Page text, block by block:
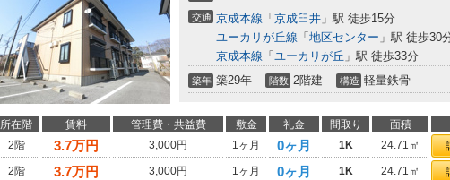
交通 京成本線 「 京成臼井 」駅 徒歩15分
ユーカリが丘線 「 地区センター 」駅 徒歩30
京成本線 「 ユーカリが丘 」駅 徒歩33分
築年 築29年 階数 2階建 構造 軽量鉄骨
所在階 賃料 管理費・共益費 敷金 礼金 間取り 面積
2階
3.7万円 3,000円 1ヶ月 0ヶ月 1K 24.71㎡
2階
3.7万円 3,000円 1ヶ月 0ヶ月 1K 24.71㎡